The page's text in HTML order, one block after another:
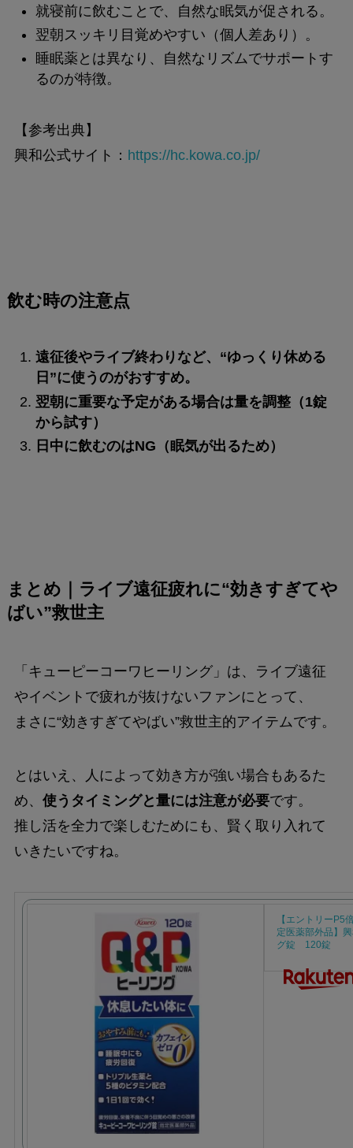
就寝前に飲むことで、自然な眠気が促される。
翌朝スッキリ目覚めやすい（個人差あり）。
睡眠薬とは異なり、自然なリズムでサポートす
るのが特徴。
【参考出典】
興和公式サイト： https://hc.kowa.co.jp/
飲む時の注意点
遠征後やライブ終わりなど、“ゆっくり休める
日”に使うのがおすすめ。
翌朝に重要な予定がある場合は量を調整（1錠
から試す）
日中に飲むのはNG（眠気が出るため）
まとめ｜ライブ遠征疲れに“効きすぎてや
ばい”救世主
「キューピーコーワヒーリング」は、ライブ遠征
やイベントで疲れが抜けないファンにとって、
まさに“効きすぎてやばい”救世主的アイテムです。
とはいえ、人によって効き方が強い場合もあるた
め、 使うタイミングと量には注意が必要です。
推し活を全力で楽しむためにも、賢く取り入れて
いきたいですね。
【エントリーP5
定医薬部外品】
グ錠 120錠